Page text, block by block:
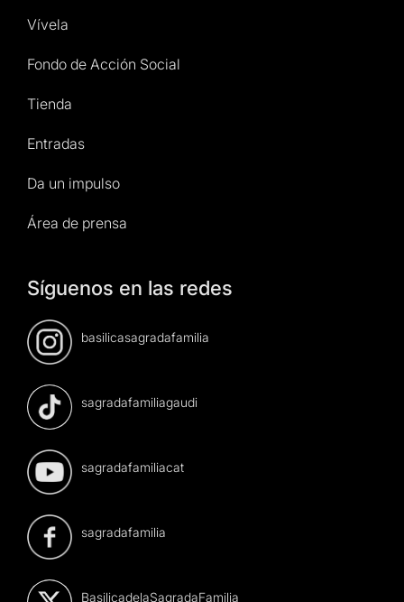
Vívela
Fondo de Acción Social
Tienda
Entradas
Da un impulso
Área de prensa
Síguenos en las redes
basilicasagradafamilia
sagradafamiliagaudi
sagradafamiliacat
sagradafamilia
BasilicadelaSagradaFamilia